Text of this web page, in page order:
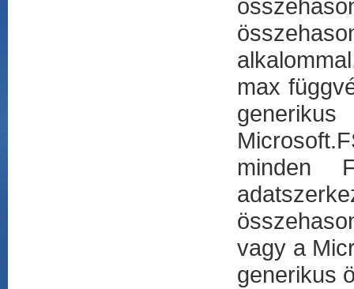
max
minden
vagy a
generikus